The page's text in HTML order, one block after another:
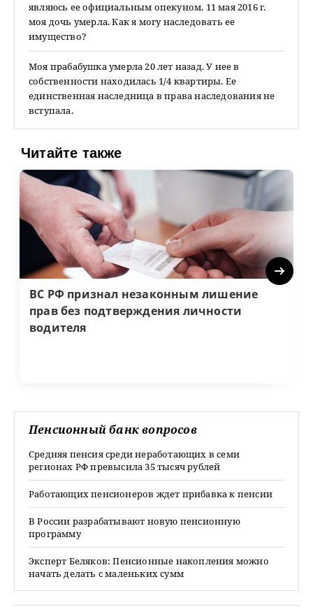
являюсь ее официальным опекуном. 11 мая 2016 г.
моя дочь умерла. Как я могу наследовать ее
имущество?
Моя прабабушка умерла 20 лет назад. У нее в
собственности находилась 1/4 квартиры. Ее
единственная наследница в права наследования не
вступала.
Читайте также
ВС РФ признал незаконным лишение
прав без подтверждения личности
водителя
Next
Пенсионный банк вопросов
Средняя пенсия среди неработающих в семи
регионах РФ превысила 35 тысяч рублей
Работающих пенсионеров ждет прибавка к пенсии
В России разрабатывают новую пенсионную
программу
Эксперт Беляков: Пенсионные накопления можно
начать делать с маленьких сумм